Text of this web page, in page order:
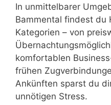
In unmittelbarer
Bammental findest du
Kategorien – von
komfortablen
frühen
Ankünften sparst du
unnötigen Stress.